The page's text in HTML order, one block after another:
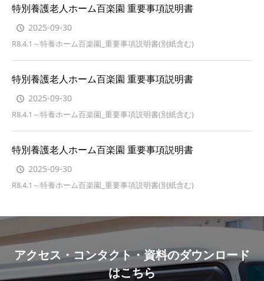
特別養護老人ホーム百楽園 重要事項説明書
2025-09-30
R8.4.1～特養ホーム百楽園_重要事項説明書(別紙含む)
特別養護老人ホーム百楽園 重要事項説明書
2025-09-30
R8.4.1～特養ホーム百楽園_重要事項説明書(別紙含む)
特別養護老人ホーム百楽園 重要事項説明書
2025-09-30
R8.4.1～特養ホーム百楽園_重要事項説明書(別紙含む)
アクセス・コンタクト・資料のダウンロード
はこちら